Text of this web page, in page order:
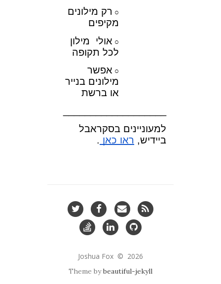
רק מילונים
מקיפים
אולי מילון
לכל תקופה
אפשר
מילונים בנייר
או ברשת
למעוניינים בסקראבל
ביידיש, ראו כאן .
RSS
Email
me
Facebook
GitHub
LinkedIn
Joshua Fox © 2026
Theme bybeautiful-jekyll